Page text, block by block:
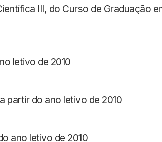
III, do Curso de Graduação
letivo de 2010
partir do ano letivo de 2010
ano letivo de 2010